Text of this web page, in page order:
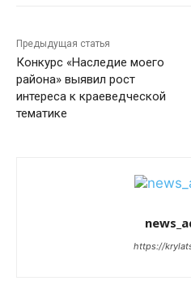
Предыдущая статья
Конкурс «Наследие моего
района» выявил рост
интереса к краеведческой
тематике
https://